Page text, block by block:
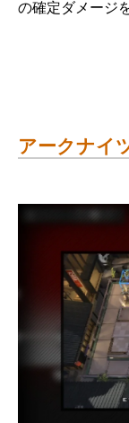
の確定ダメージ
アークナイ